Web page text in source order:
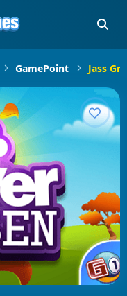
GamePoint Jass